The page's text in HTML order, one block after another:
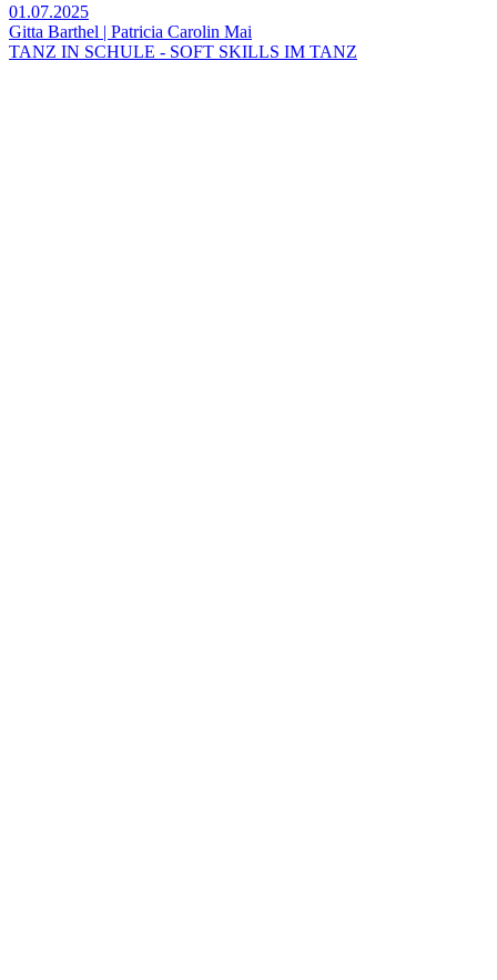
01.07.2025
Gitta Barthel | Patricia Carolin Mai
TANZ IN SCHULE - SOFT SKILLS IM TANZ